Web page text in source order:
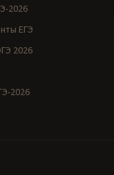
2026
ЕГЭ
2026
2026